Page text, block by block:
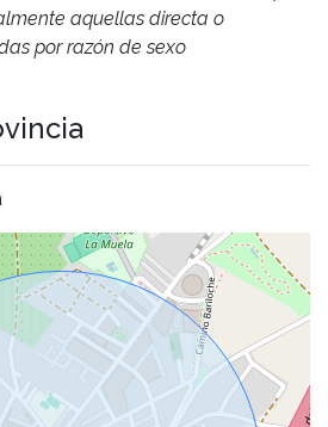
aquellas directa o
por razón de sexo